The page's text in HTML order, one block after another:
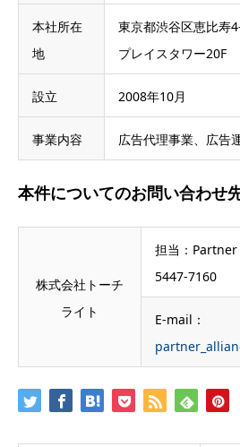
本社所在
地
東京都渋谷区恵比
プレイスタワー20F
設立 2008年10月
事業内容 広告代理事業、広告
本件についてのお問い合わせ
株式会社トーチ
ライト
担当：
5447-7160
E-mail：